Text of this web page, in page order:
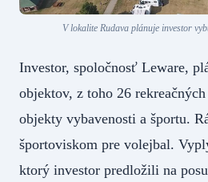
V lokalite Rudava plánuje investor
Investor, spoločnosť Leware,
objektov, z toho 26
objekty vybavenosti a športu.
športoviskom pre volejbal.
ktorý investor predložili na